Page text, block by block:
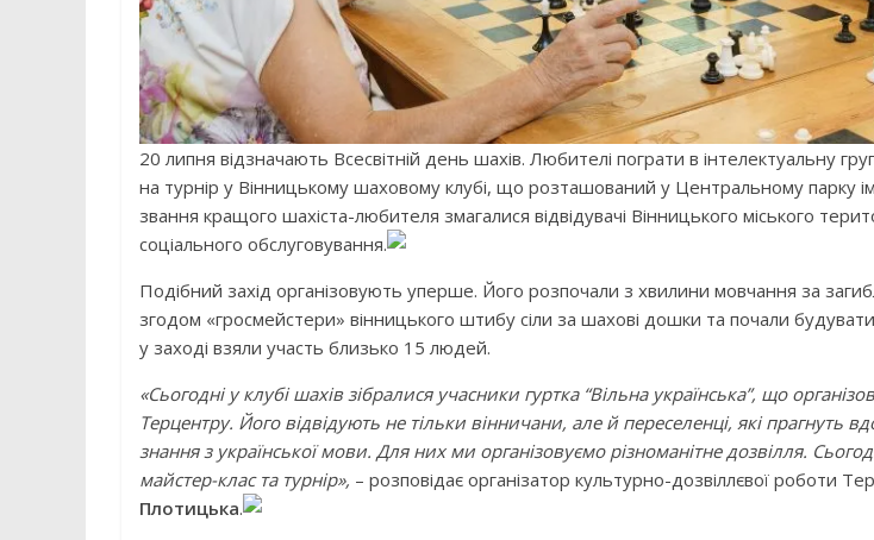
20 липня відзначають Всесвітній день шахів. Любителі пограти в інтелектуальну
на турнір у Вінницькому шаховому клубі, що розташований у Центральному парку
звання кращого шахіста-любителя змагалися відвідувачі Вінницького міського
соціального обслуговування.
Подібний захід організовують уперше. Його розпочали з хвилини мовчання за
згодом «гросмейстери» вінницького штибу сіли за шахові дошки та почали будувати
у заході взяли участь близько 15 людей.
«Сьогодні у клубі шахів зібралися учасники гуртка “Вільна українська”, що
Терцентру. Його відвідують не тільки вінничани, але й переселенці, які прагнуть
знання з української мови. Для них ми організовуємо різноманітне дозвілля.
майстер-клас та турнір», – розповідає організатор культурно-дозвіллєвої роботи
Плотицька.